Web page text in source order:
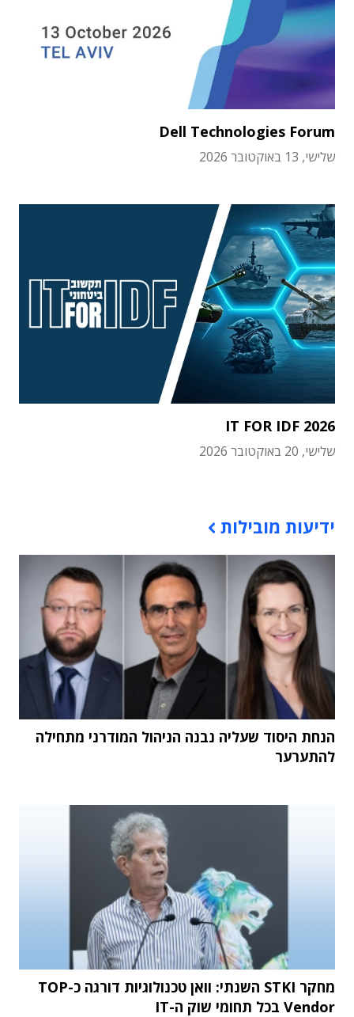
Dell Technologies Forum
שלישי, 13 באוקטובר 2026
IT FOR IDF 2026
שלישי, 20 באוקטובר 2026
ידיעות מובילות
הנחת היסוד שעליה נבנה הניהול המודרני מתחילה
להתערער
מחקר STKI השנתי: וואן טכנולוגיות דורגה כ-TOP
Vendor בכל תחומי שוק ה-IT